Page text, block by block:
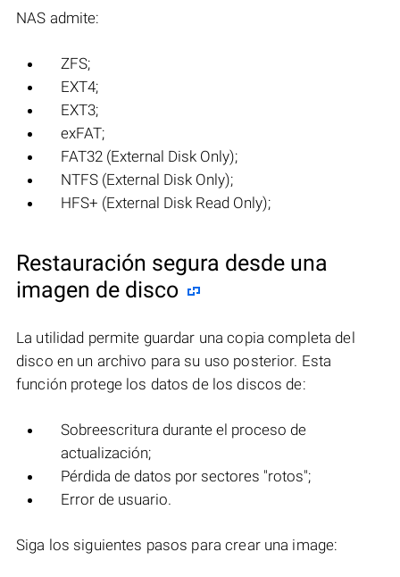
NAS admite:
ZFS;
EXT4;
EXT3;
exFAT;
FAT32 (External Disk Only);
NTFS (External Disk Only);
HFS+ (External Disk Read Only);
Restauración segura desde una
imagen de disco
La utilidad permite guardar una copia completa del
disco en un archivo para su uso posterior. Esta
función protege los datos de los discos de:
Sobreescritura durante el proceso de
actualización;
Pérdida de datos por sectores "rotos";
Error de usuario.
Siga los siguientes pasos para crear una image: